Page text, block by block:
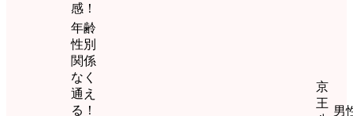
感！
年齢
性別
関係
なく
通え
る！
京
王
男